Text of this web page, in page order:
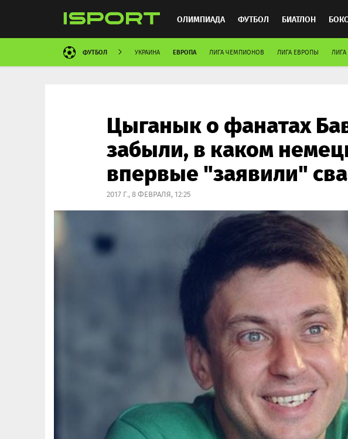
ОЛИМПИАДА ФУТБОЛ БИАТЛОН БОКС
ХОККЕЙ ММА АВТОСПОРТ
ФУТБОЛ УКРАИНА ЕВРОПА ЛИГА ЧЕМПИОНОВ ЛИГА ЕВРОПЫ
Цыганык о фанатах
забыли, в каком
впервые "заявили"
2017 Г., 8 ФЕВРАЛЯ, 12:25